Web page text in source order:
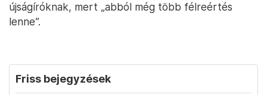
újságíróknak, mert „abból még több félreértés
lenne”.
Friss bejegyzések